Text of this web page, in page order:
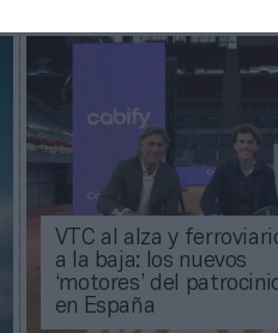
VTC al alza y
a la baja: los nuevos
‘motores’ del
en España